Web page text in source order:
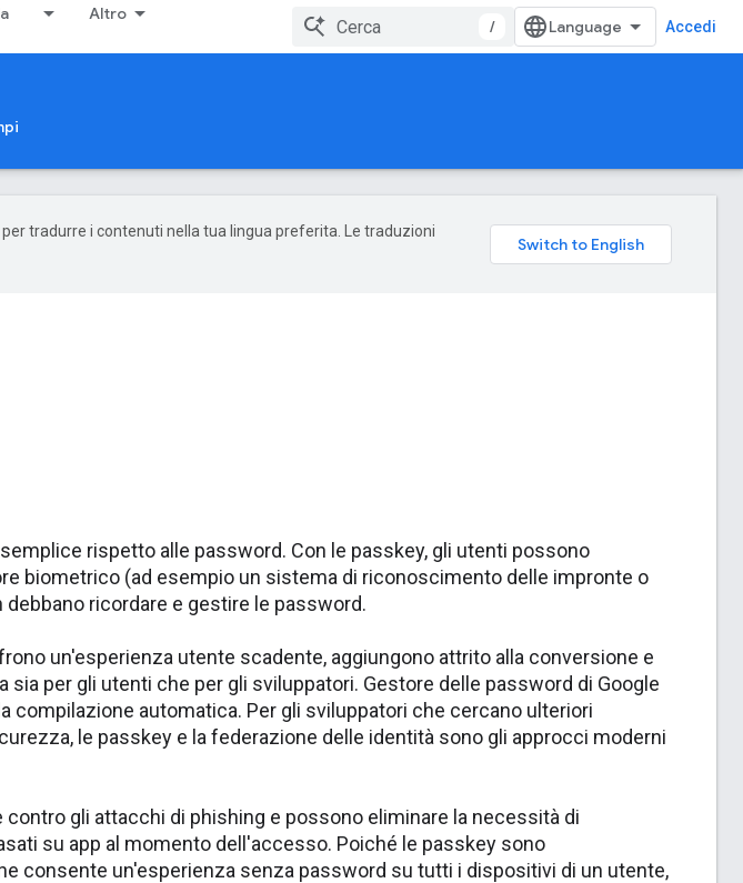
Altro
/ Accedi
tradurre i contenuti nella tua lingua preferita. Le traduzioni
rispetto alle password. Con le passkey, gli utenti possono
biometrico (ad esempio un sistema di riconoscimento delle impronte o
debbano ricordare e gestire le password.
un'esperienza utente scadente, aggiungono attrito alla conversione e
sia per gli utenti che per gli sviluppatori. Gestore delle password di Google
compilazione automatica. Per gli sviluppatori che cercano ulteriori
le passkey e la federazione delle identità sono gli approcci moderni
contro gli attacchi di phishing e possono eliminare la necessità di
su app al momento dell'accesso. Poiché le passkey sono
consente un'esperienza senza password su tutti i dispositivi di un utente,